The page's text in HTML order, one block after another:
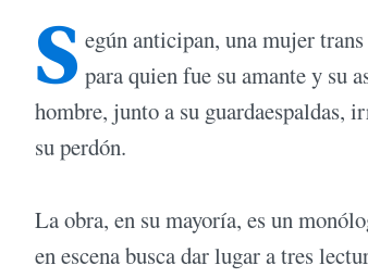
S egún anticipan, una mujer
para quien fue su amante y su
hombre, junto a su guardaespaldas,
su perdón.
La obra, en su mayoría, es un
en escena busca dar lugar a tres